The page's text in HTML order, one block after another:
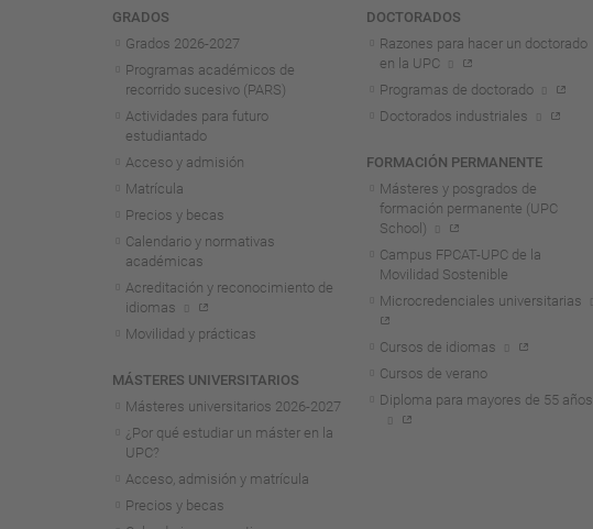
Navegación
GRADOS
Grados 2026-2027
Programas académicos de
recorrido sucesivo (PARS)
Actividades para futuro
estudiantado
Acceso y admisión
Matrícula
Precios y becas
Calendario y normativas
académicas
Acreditación y reconocimiento de
idiomas
Movilidad y prácticas
MÁSTERES UNIVERSITARIOS
Másteres universitarios 2026-2027
¿Por qué estudiar un máster en la
UPC?
Acceso, admisión y matrícula
Precios y becas
DOCTORADOS
Razones para hacer un doctorado
en la UPC
Programas de doctorado
Doctorados industriales
FORMACIÓN PERMANENTE
Másteres y posgrados de
formación permanente (UPC
School)
Campus FPCAT-UPC de la
Movilidad Sostenible
Microcredenciales universitarias
Cursos de idiomas
Cursos de verano
Diploma para mayores de 55 años